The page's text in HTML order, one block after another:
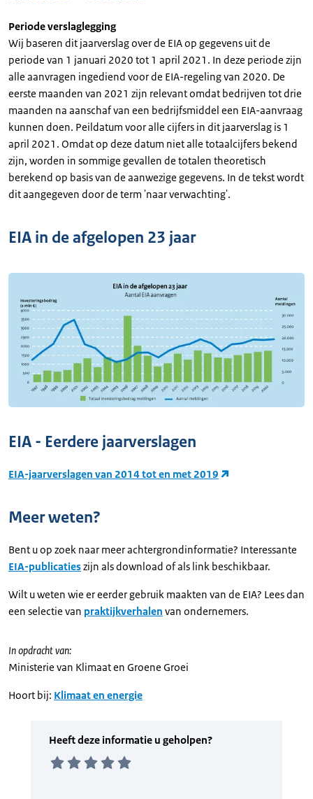
Periode verslaglegging
Wij baseren dit jaarverslag over de EIA op gegevens uit de
periode van 1 januari 2020 tot 1 april 2021. In deze periode zijn
alle aanvragen ingediend voor de EIA-regeling van 2020. De
eerste maanden van 2021 zijn relevant omdat bedrijven tot drie
maanden na aanschaf van een bedrijfsmiddel een EIA-aanvraag
kunnen doen. Peildatum voor alle cijfers in dit jaarverslag is 1
april 2021. Omdat op deze datum niet alle totaalcijfers bekend
zijn, worden in sommige gevallen de totalen theoretisch
berekend op basis van de aanwezige gegevens. In de tekst wordt
dit aangegeven door de term 'naar verwachting'.
EIA in de afgelopen 23 jaar
EIA - Eerdere jaarverslagen
EIA-jaarverslagen van 2014 tot en met 2019
Meer weten?
Bent u op zoek naar meer achtergrondinformatie? Interessante
EIA-publicatieszijn als download of als link beschikbaar.
Wilt u weten wie er eerder gebruik maakten van de EIA? Lees dan
een selectie van praktijkverhalen van ondernemers.
In opdracht van:
Ministerie van Klimaat en Groene Groei
Hoort bij: Klimaat en energie